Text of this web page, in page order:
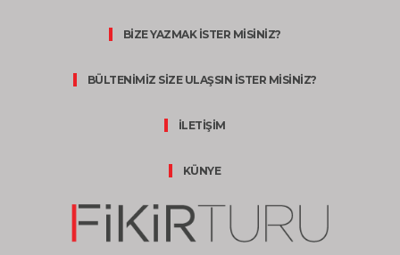
BİZE YAZMAK İSTER MİSİNİZ?
BÜLTENİMİZ SİZE ULAŞSIN İSTER MİSİNİZ?
İLETİŞİM
KÜNYE